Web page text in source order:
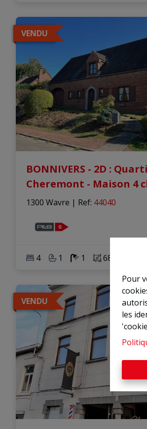
Pour
les
VENDU
BONNIVERS - 2D :
Cheremont - Maison 4
1300 Wavre | Ref: 44040
4 1 1 683 m²
VENDU